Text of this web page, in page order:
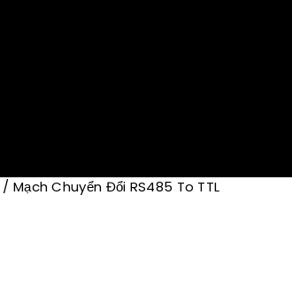
/ Mạch Chuyển Đổi RS485 To TTL